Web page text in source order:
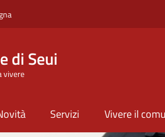
di Seui
vivere
Servizi Vivere il